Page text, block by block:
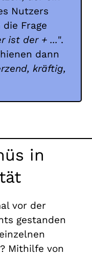
Nutzers
Frage
ist der + ...".
dann
kräftig,
in
vor der
gestanden
Mithilfe von